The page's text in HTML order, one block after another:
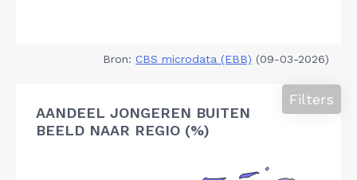
Bron: CBS microdata (EBB) (09-03-2026)
AANDEEL JONGEREN BUITEN
BEELD NAAR REGIO (%)
Filters